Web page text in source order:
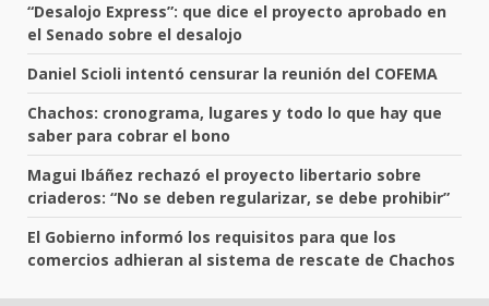
“Desalojo Express”: que dice el proyecto aprobado en
el Senado sobre el desalojo
Daniel Scioli intentó censurar la reunión del COFEMA
Chachos: cronograma, lugares y todo lo que hay que
saber para cobrar el bono
Magui Ibáñez rechazó el proyecto libertario sobre
criaderos: “No se deben regularizar, se debe prohibir”
El Gobierno informó los requisitos para que los
comercios adhieran al sistema de rescate de Chachos